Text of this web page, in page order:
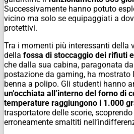
Successivamente hanno potuto
vicino ma solo se equipaggiati a
protettivi.
Tra i momenti più interessanti della
della fossa di stoccaggio dei rifiuti
che dalla sua cabina, paragonata
postazione da gaming, ha mostrato
benna a polipo. Gli studenti hanno
un’occhiata all’interno del forno di
temperature raggiungono i 1.000
trasportatore delle scorie,
erroneamente smaltiti